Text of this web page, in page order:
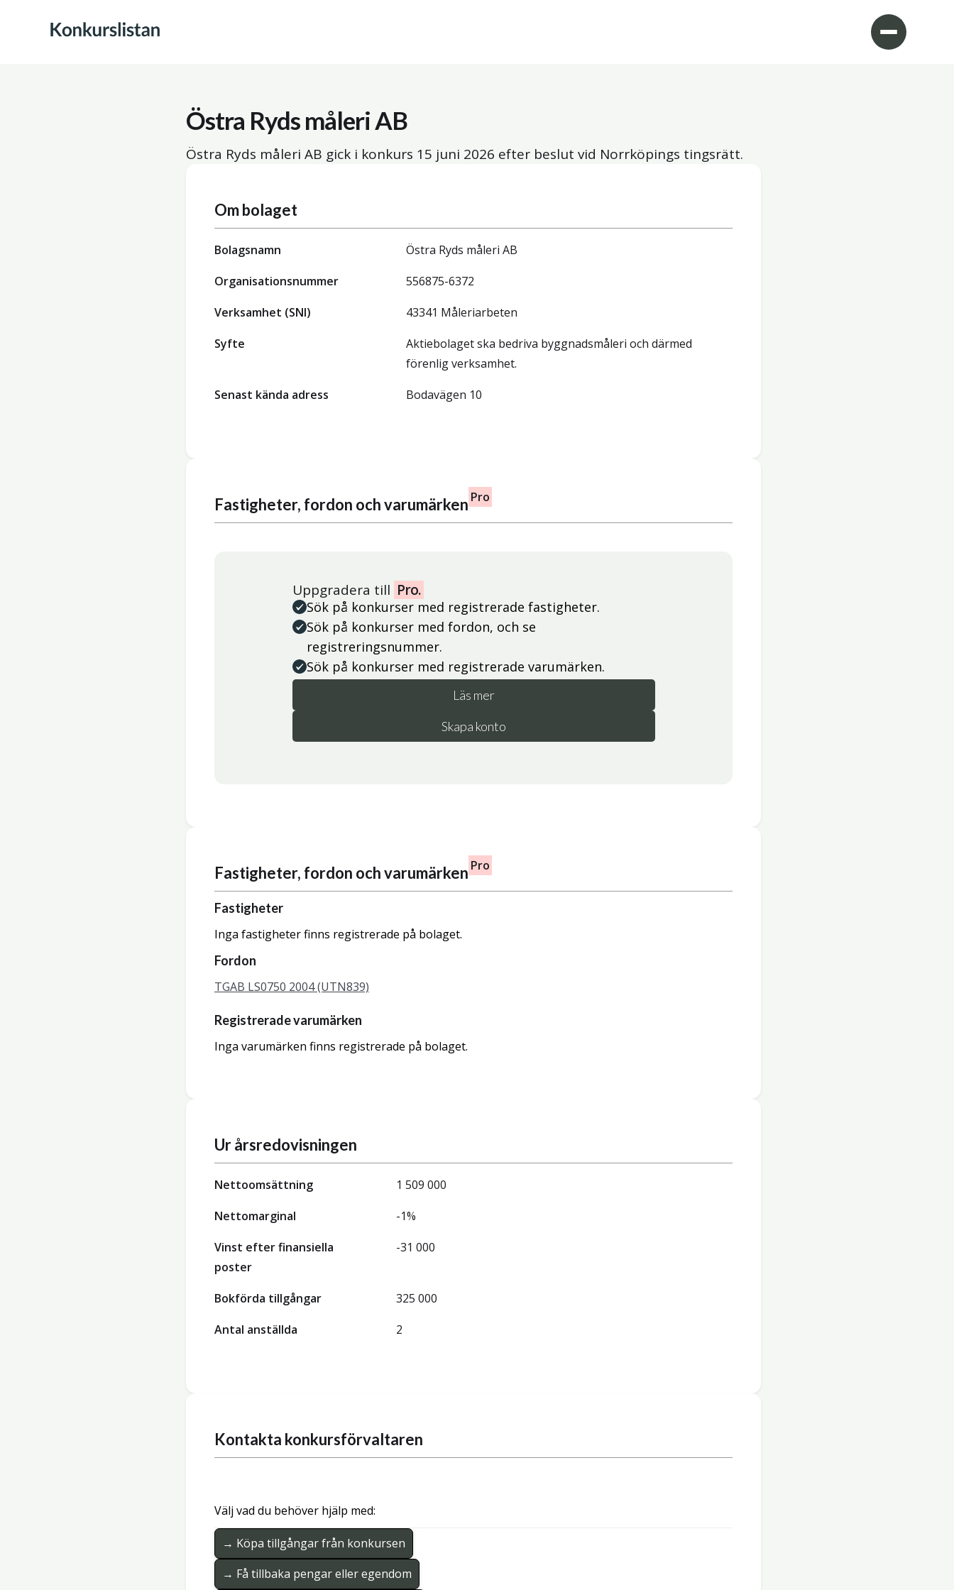
Östra Ryds måleri AB
Östra Ryds måleri AB gick i konkurs 15 juni 2026 efter beslut vid Norrköpings tingsrätt.
Om bolaget
Bolagsnamn
Östra Ryds måleri AB
Organisationsnummer
556875-6372
Verksamhet (SNI)
43341 Måleriarbeten
Syfte
Aktiebolaget ska bedriva byggnadsmåleri och därmed
förenlig verksamhet.
Senast kända adress
Bodavägen 10
Fastigheter, fordon och varumärken Pro
Uppgradera till Pro.
Sök på konkurser med registrerade fastigheter.
Sök på konkurser med fordon, och se
registreringsnummer.
Sök på konkurser med registrerade varumärken.
Läs mer
Skapa konto
Fastigheter, fordon och varumärken Pro
Fastigheter
Inga fastigheter finns registrerade på bolaget.
Fordon
TGAB LS0750 2004 (UTN839)
Registrerade varumärken
Inga varumärken finns registrerade på bolaget.
Ur årsredovisningen
Nettoomsättning
1 509 000
Nettomarginal
-1%
Vinst efter finansiella
poster
-31 000
Bokförda tillgångar
325 000
Antal anställda
2
Kontakta konkursförvaltaren
Välj vad du behöver hjälp med:
→ Köpa tillgångar från konkursen
→ Få tillbaka pengar eller egendom